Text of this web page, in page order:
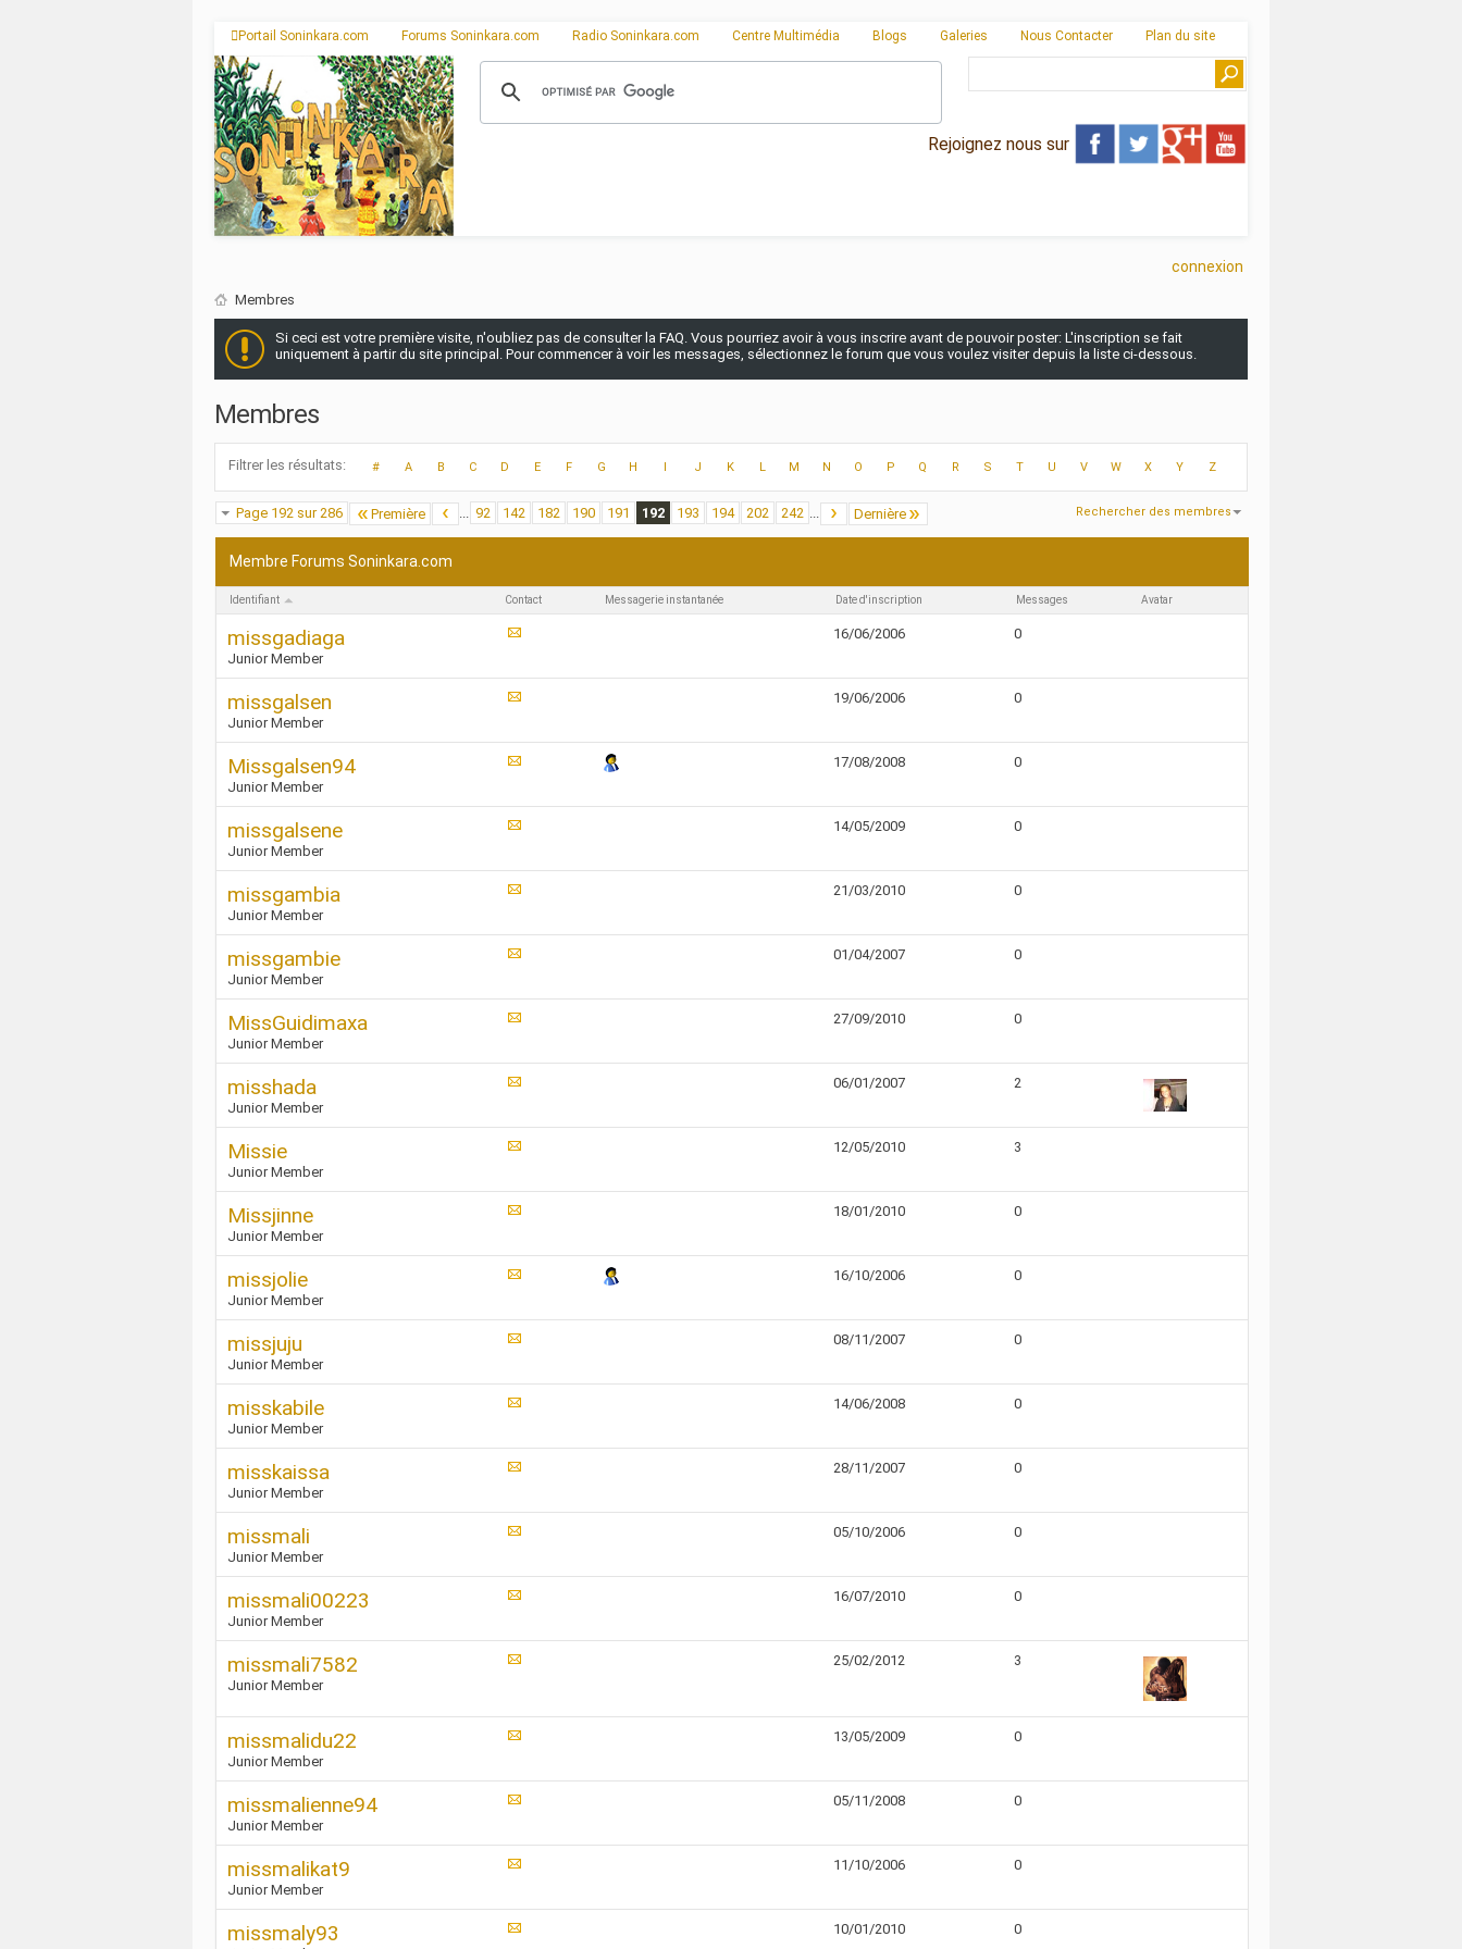
Portail Soninkara.com Forums Soninkara.com Radio Soninkara.com Centre Multimédia Blogs Galeries Nous Contacter Plan du site
Rejoignez nous sur
connexion
Membres
Si ceci est votre première visite, n'oubliez pas de consulter la FAQ. Vous pourriez avoir à vous inscrire avant de pouvoir poster: L'inscription se fait
uniquement à partir du site principal. Pour commencer à voir les messages, sélectionnez le forum que vous voulez visiter depuis la liste ci-dessous.
Membres
Filtrer les résultats # A B C D E F G H I J K L M N O P Q R S T U V W X Y Z
Page 192 sur 286 Première ... 92 142 182 190 191 192 193 194 202 242 ... Dernière Rechercher des membres
Membre Forums Soninkara.com
Identifiant Contact Messagerie instantanée Date d'inscription Messages Avatar
missgadiaga
Junior Member
16/06/2006 0
missgalsen
Junior Member
19/06/2006 0
Missgalsen94
Junior Member
17/08/2008 0
missgalsene
Junior Member
14/05/2009 0
missgambia
Junior Member
21/03/2010 0
missgambie
Junior Member
01/04/2007 0
MissGuidimaxa
Junior Member
27/09/2010 0
misshada
Junior Member
06/01/2007 2
Missie
Junior Member
12/05/2010 3
Missjinne
Junior Member
18/01/2010 0
missjolie
Junior Member
16/10/2006 0
missjuju
Junior Member
08/11/2007 0
misskabile
Junior Member
14/06/2008 0
misskaissa
Junior Member
28/11/2007 0
missmali
Junior Member
05/10/2006 0
missmali00223
Junior Member
16/07/2010 0
missmali7582
Junior Member
25/02/2012 3
missmalidu22
Junior Member
13/05/2009 0
missmalienne94
Junior Member
05/11/2008 0
missmalikat9
Junior Member
11/10/2006 0
missmaly93 10/01/2010 0